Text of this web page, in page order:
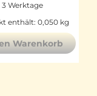
3 Werktage
enthält: 0,050 kg
Warenkorb